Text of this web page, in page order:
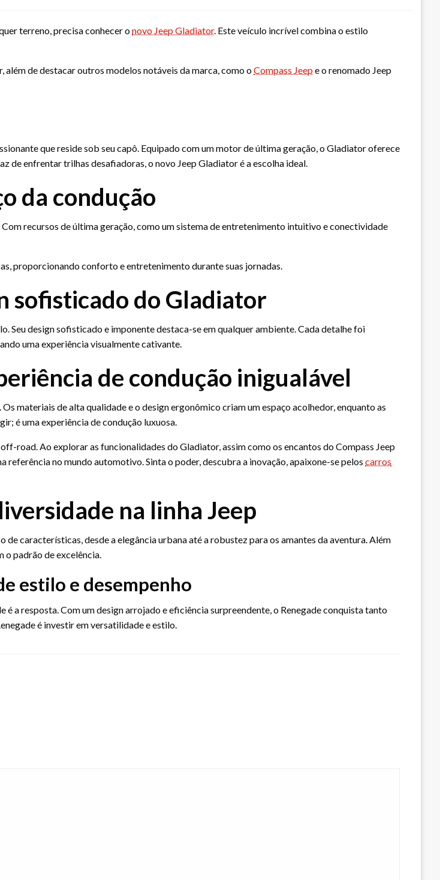
terreno, precisa conhecer onovo Jeep Gladiator. Este veículo incrível combina o estilo
de destacar outros modelos notáveis da marca, como oCompass Jeep e o renomado Jeep
que reside sob seu capô. Equipado com um motor de última geração, o Gladiator oferece
de enfrentar trilhas desafiadoras, o novo Jeep Gladiator é a escolha ideal.
da condução
recursos de última geração, como um sistema de entretenimento intuitivo e conectividade
proporcionando conforto e entretenimento durante suas jornadas.
sofisticado do Gladiator
Seu design sofisticado e imponente destaca-se em qualquer ambiente. Cada detalhe foi
uma experiência visualmente cativante.
de condução inigualável
materiais de alta qualidade e o design ergonômico criam um espaço acolhedor, enquanto as
é uma experiência de condução luxuosa.
road. Ao explorar as funcionalidades do Gladiator, assim como os encantos do Compass Jeep
referência no mundo automotivo. Sinta o poder, descubra a inovação, apaixone-se pelos carros
na linha Jeep
características, desde a elegância urbana até a robustez para os amantes da aventura. Além
o padrão de excelência.
estilo e desempenho
é a resposta. Com um design arrojado e eficiência surpreendente, o Renegade conquista tanto
é investir em versatilidade e estilo.